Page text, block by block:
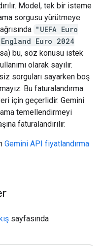
Model, tek bir isteme
sorgusu yürütmeye
"UEFA Euro
Euro 2024
bu, söz konusu istek
olarak sayılır.
sorguları sayarken boş
Bu faturalandırma
için geçerlidir. Gemini
temellendirmeyi
faturalandırılır.
Gemini API fiyatlandırma
sayfasında